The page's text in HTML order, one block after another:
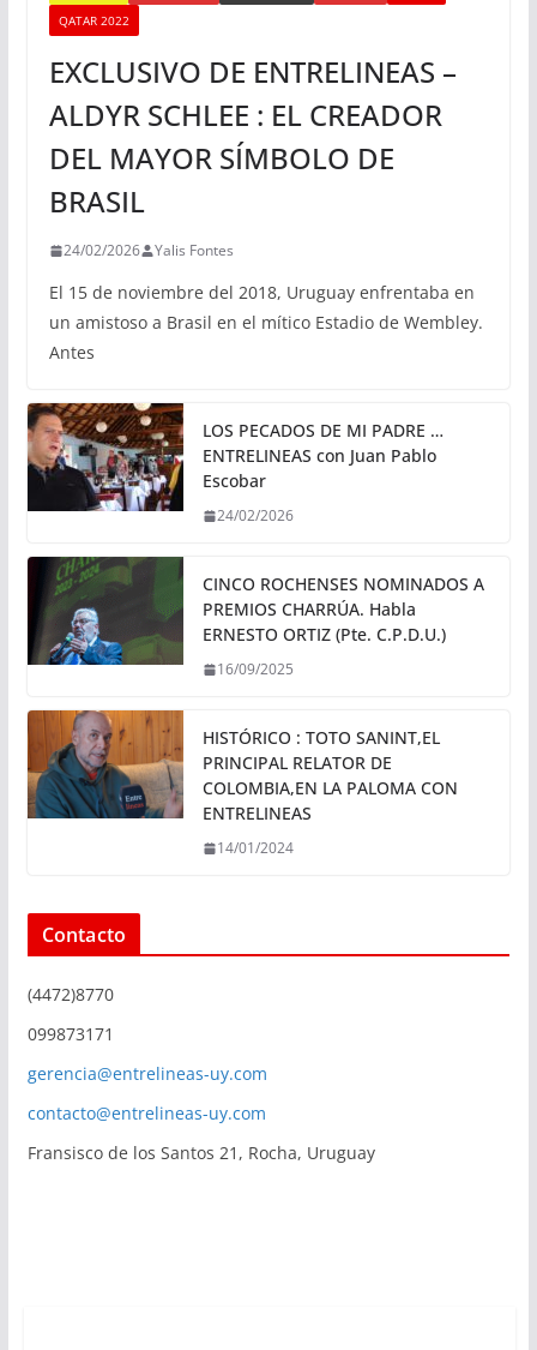
QATAR 2022
EXCLUSIVO DE ENTRELINEAS –
ALDYR SCHLEE : EL CREADOR
DEL MAYOR SÍMBOLO DE
BRASIL
24/02/2026 Yalis Fontes
El 15 de noviembre del 2018, Uruguay enfrentaba en
un amistoso a Brasil en el mítico Estadio de Wembley.
Antes
LOS PECADOS DE MI PADRE …
ENTRELINEAS con Juan Pablo
Escobar
24/02/2026
CINCO ROCHENSES NOMINADOS A
PREMIOS CHARRÚA. Habla
ERNESTO ORTIZ (Pte. C.P.D.U.)
16/09/2025
HISTÓRICO : TOTO SANINT,EL
PRINCIPAL RELATOR DE
COLOMBIA,EN LA PALOMA CON
ENTRELINEAS
14/01/2024
Contacto
(4472)8770
099873171
gerencia@entrelineas-uy.com
contacto@entrelineas-uy.com
Fransisco de los Santos 21, Rocha, Uruguay